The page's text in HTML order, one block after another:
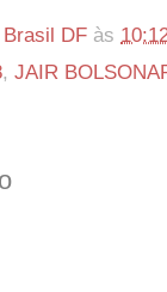
DF às
, JAIR